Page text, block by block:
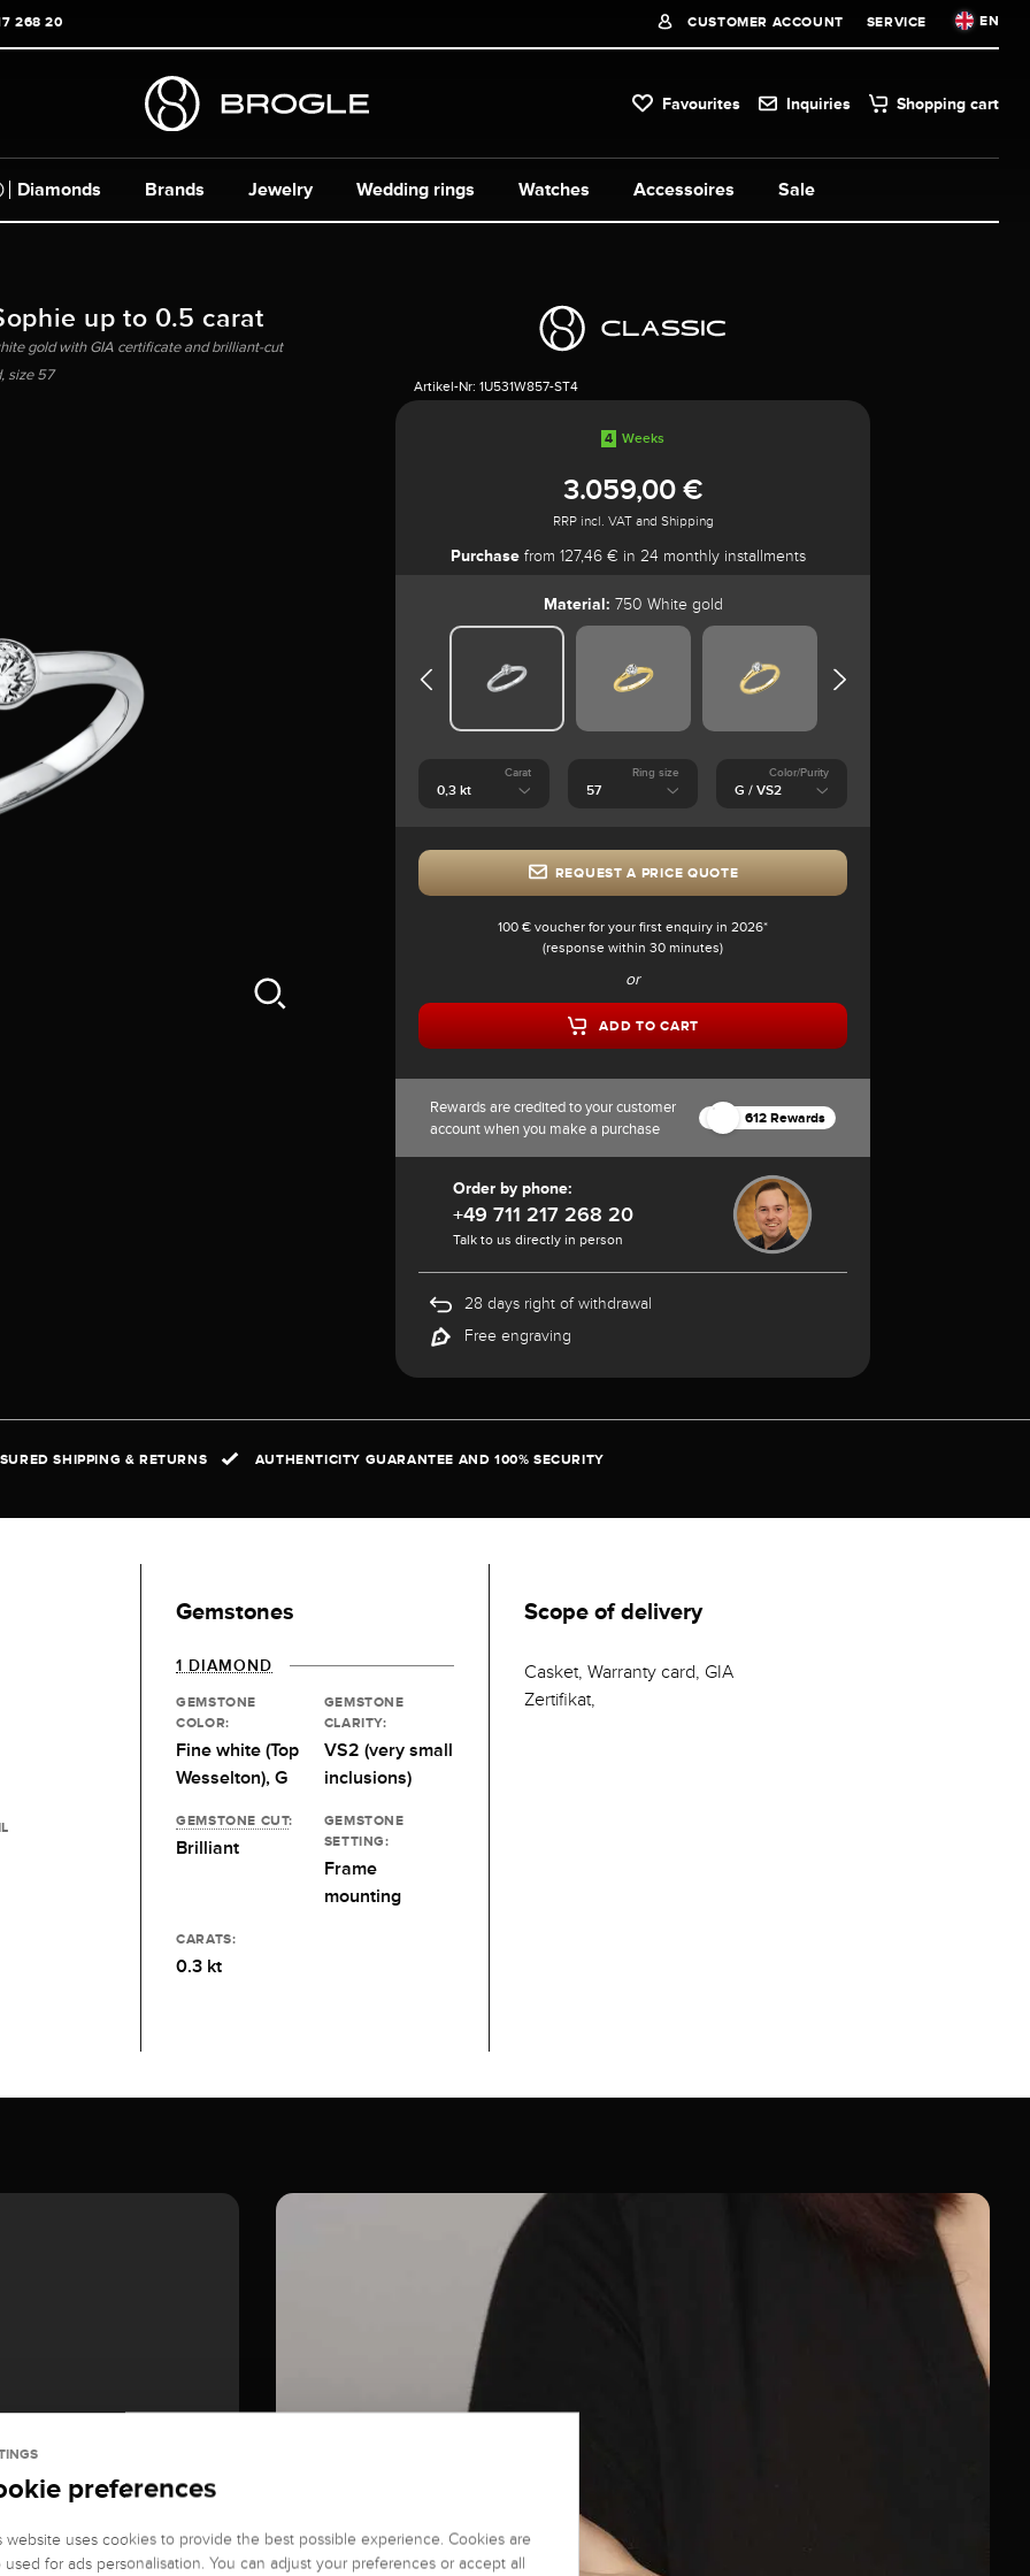
268 20 CUSTOMER ACCOUNT SERVICE EN
Favourites Inquiries Shopping cart
Diamonds Brands Jewelry Watches Accessoires Sale
Wedding rings
up to 0.5 carat
gold with GIA certificate and brilliant-cut
size 57
Artikel-Nr: 1U531W857-ST4
4 Weeks
3.059,00 €
RRP incl. VAT and Shipping
Purchase from 127,46 € in 24 monthly installments
Material: 750 White gold
Carat Ring size Color/Purity
REQUEST A PRICE QUOTE
100 € voucher for your first enquiry in 2026*
(response within 30 minutes)
or
ADD TO CART
Rewards are credited to your customer
account when you make a purchase
612 Rewards
Order by phone:
+49 711 217 268 20
Talk to us directly in person
28 days right of withdrawal
Free engraving
SHIPPING & RETURNS AUTHENTICITY GUARANTEE AND 100% SECURITY
Gemstones
1 DIAMOND
GEMSTONE
COLOR:
Fine white (Top
Wesselton), G
GEMSTONE
CLARITY:
VS2 (very small
inclusions)
GEMSTONE CUT:
Brilliant
GEMSTONE
SETTING:
Frame
mounting
CARATS:
0.3 kt
Scope of delivery
Casket, Warranty card, GIA
Zertifikat,
preferences
website uses cookies to provide the best possible experience. Cookies are
used for ads personalisation. You can adjust your preferences or accept all